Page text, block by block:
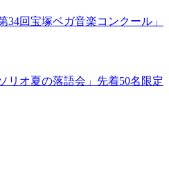
34回宝塚ベガ音楽コンクール」
リオ夏の落語会」先着50名限定